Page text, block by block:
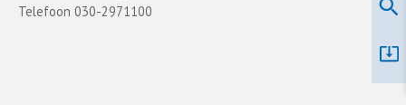
Telefoon 030-2971100